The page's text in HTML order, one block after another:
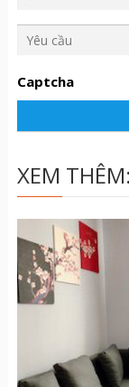
c
ầ
Captcha
XEM THÊM: